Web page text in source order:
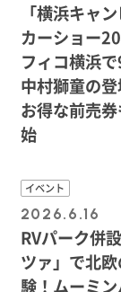
「横浜キャ
カーショー
フィコ横浜で
中村獅童の
お得な前売
始
イベント
2026.6.16
RVパーク併
ツァ」で北
験！ムーミ